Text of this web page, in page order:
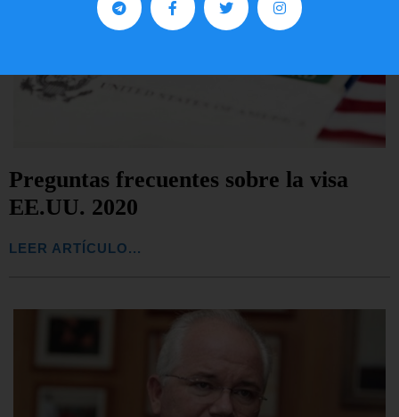
Preguntas frecuentes sobre la visa
EE.UU. 2020
LEER ARTÍCULO...